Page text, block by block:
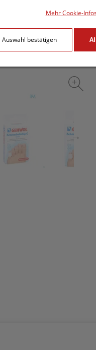
Mehr Cookie-
Auswahl bestätigen